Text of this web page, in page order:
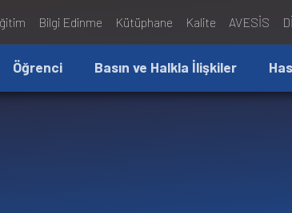
Bilgi Edinme Kütüphane Kalite AVESİS
Öğrenci Basın ve Halkla İlişkiler